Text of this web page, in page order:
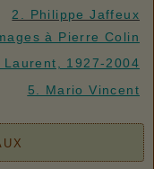
2. Philippe Jaffeux
à Pierre Colin
Laurent, 1927-2004
5. Mario Vincent